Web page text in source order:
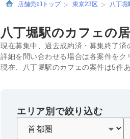
店舗売却トップ 東京23区 八丁堀
八丁堀駅のカフェの
現在募集中、過去成約済・募集終了済
詳細を問い合わせる場合は各案件をク
現在、八丁堀駅のカフェの案件は5件あ
エリア別で絞り込む